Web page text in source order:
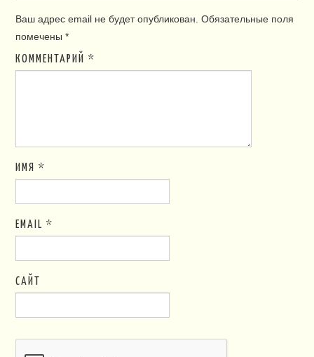
Ваш адрес email не будет опубликован. Обязательные поля
помечены*
КОММЕНТАРИЙ*
ИМЯ*
EMAIL*
САЙТ